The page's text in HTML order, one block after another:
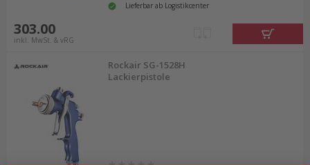
Lieferbar ab Logistikcenter
303.00
inkl. MwSt. & vRG
Rockair SG-1528H
Lackierpistole